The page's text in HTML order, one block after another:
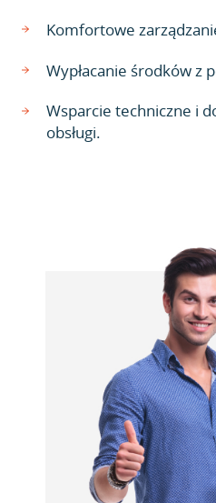
Komfortowe
Wypłacanie środków z
Wsparcie techniczne i
obsługi.